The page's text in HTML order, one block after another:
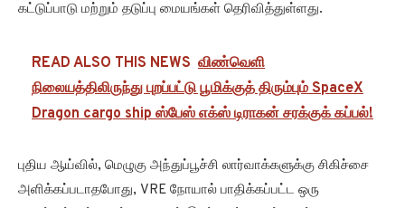
கட்டுப்பாடு மற்றும் தடுப்பு மையங்கள் தெரிவித்துள்ளது.
READ ALSO THIS NEWS விண்வெளி
நிலையத்திலிருந்து புறப்பட்டு பூமிக்குத் திரும்பும் SpaceX
Dragon cargo ship ஸ்பேஸ் எக்ஸ் டிராகன் சரக்குக் கப்பல்!
புதிய ஆய்வில், மெழுகு அந்துப்பூச்சி லார்வாக்களுக்கு சிகிச்சை
அளிக்கப்படாதபோது, VRE நோயால் பாதிக்கப்பட்ட ஒரு